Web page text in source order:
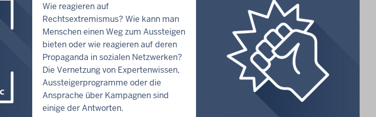
Wie reagieren auf
Rechtsextremismus? Wie kann man
Menschen einen Weg zum Aussteigen
bieten oder wie reagieren auf deren
Propaganda in sozialen Netzwerken?
Die Vernetzung von Expertenwissen,
Aussteigerprogramme oder die
Ansprache über Kampagnen sind
einige der Antworten.